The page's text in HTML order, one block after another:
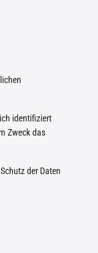
identifiziert
Zweck das
der Daten